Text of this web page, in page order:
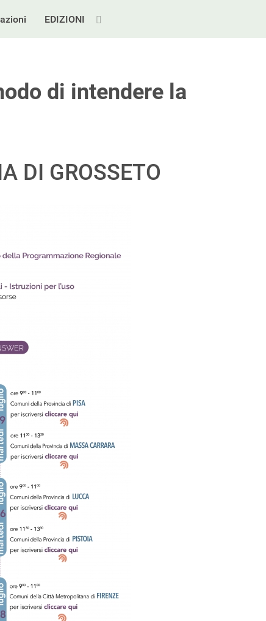
EDIZIONI
di intendere la
DI GROSSETO